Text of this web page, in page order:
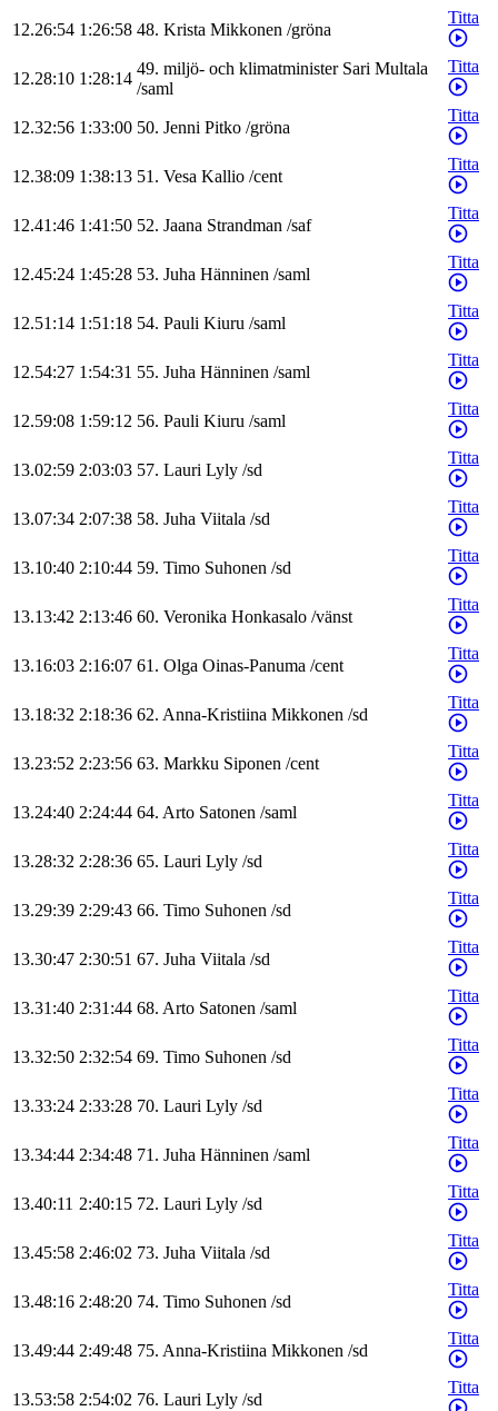
12.26:54 1:26:58 48. Krista Mikkonen /gröna
Titta
12.28:10 1:28:14
49. miljö- och klimatminister Sari Multala
/saml
Titta
12.32:56 1:33:00 50. Jenni Pitko /gröna
Titta
12.38:09 1:38:13 51. Vesa Kallio /cent
Titta
12.41:46 1:41:50 52. Jaana Strandman /saf
Titta
12.45:24 1:45:28 53. Juha Hänninen /saml
Titta
12.51:14 1:51:18 54. Pauli Kiuru /saml
Titta
12.54:27 1:54:31 55. Juha Hänninen /saml
Titta
12.59:08 1:59:12 56. Pauli Kiuru /saml
Titta
13.02:59 2:03:03 57. Lauri Lyly /sd
Titta
13.07:34 2:07:38 58. Juha Viitala /sd
Titta
13.10:40 2:10:44 59. Timo Suhonen /sd
Titta
13.13:42 2:13:46 60. Veronika Honkasalo /vänst
Titta
13.16:03 2:16:07 61. Olga Oinas-Panuma /cent
Titta
13.18:32 2:18:36 62. Anna-Kristiina Mikkonen /sd
Titta
13.23:52 2:23:56 63. Markku Siponen /cent
Titta
13.24:40 2:24:44 64. Arto Satonen /saml
Titta
13.28:32 2:28:36 65. Lauri Lyly /sd
Titta
13.29:39 2:29:43 66. Timo Suhonen /sd
Titta
13.30:47 2:30:51 67. Juha Viitala /sd
Titta
13.31:40 2:31:44 68. Arto Satonen /saml
Titta
13.32:50 2:32:54 69. Timo Suhonen /sd
Titta
13.33:24 2:33:28 70. Lauri Lyly /sd
Titta
13.34:44 2:34:48 71. Juha Hänninen /saml
Titta
13.40:11 2:40:15 72. Lauri Lyly /sd
Titta
13.45:58 2:46:02 73. Juha Viitala /sd
Titta
13.48:16 2:48:20 74. Timo Suhonen /sd
Titta
13.49:44 2:49:48 75. Anna-Kristiina Mikkonen /sd
Titta
13.53:58 2:54:02 76. Lauri Lyly /sd
Titta